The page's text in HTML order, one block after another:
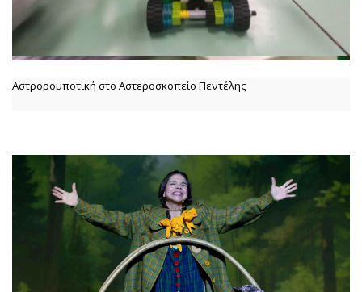
Αστρορομποτική στο Αστεροσκοπείο Πεντέλης